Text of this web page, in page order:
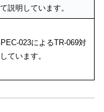
説明しています。
023によるTR-069対
ています。